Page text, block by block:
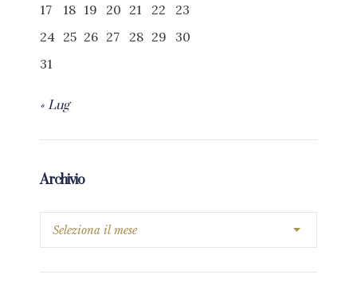
17
18 19 20 21 22
23
24 25 26 27 28 29
30
31
« Lug
Archivio